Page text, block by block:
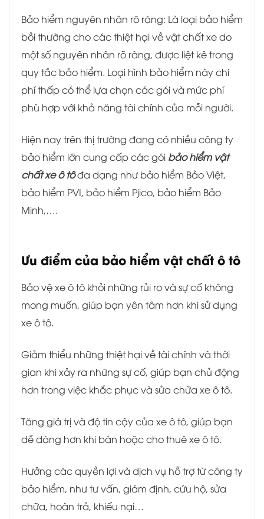
Bảo hiểm nguyên nhân rõ ràng: Là loại bảo hiểm
bồi thường cho các thiệt hại về vật chất xe do
một số nguyên nhân rõ ràng, được liệt kê trong
quy tắc bảo hiểm. Loại hình bảo hiểm này chi
phí thấp có thể lựa chọn các gói và mức phí
phù hợp với khả năng tài chính của mỗi người.
Hiện nay trên thị trường đang có nhiều công ty
bảo hiểm lớn cung cấp các gói bảo hiểm vật
chất xe ô tôđa dạng như bảo hiểm Bảo Việt,
bảo hiểm PVI, bảo hiểm Pjico, bảo hiểm Bảo
Minh,….
Ưu điểm của bảo hiểm vật chất ô tô
Bảo vệ xe ô tô khỏi những rủi ro và sự cố không
mong muốn, giúp bạn yên tâm hơn khi sử dụng
xe ô tô.
Giảm thiểu những thiệt hại về tài chính và thời
gian khi xảy ra những sự cố, giúp bạn chủ động
hơn trong việc khắc phục và sửa chữa xe ô tô.
Tăng giá trị và độ tin cậy của xe ô tô, giúp bạn
dễ dàng hơn khi bán hoặc cho thuê xe ô tô.
Hưởng các quyền lợi và dịch vụ hỗ trợ từ công ty
bảo hiểm, như tư vấn, giám định, cứu hộ, sửa
chữa, hoàn trả, khiếu nại…